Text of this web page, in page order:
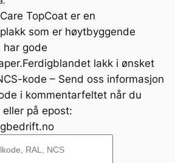
TopCoat er en
som er høytbyggende
har gode
lakk i ønsket
kode – Send oss informasjon
i kommentarfeltet når du
på epost: